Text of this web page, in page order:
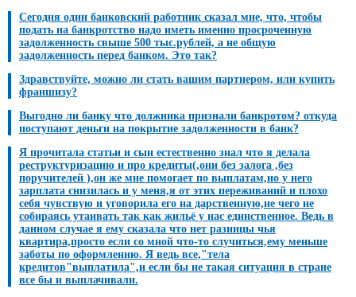
Сегодня один банковский работник сказал мне, что, чтобы
подать на банкротство надо иметь именно просроченную
задолженность свыше 500 тыс.рублей, а не общую
задолженность перед банком. Это так?
Здравствуйте, можно ли стать вашим партнером, или купить
франшизу?
Выгодно ли банку что должника признали банкротом? откуда
поступают деньги на покрытие задолженности в банк?
Я прочитала статьи и сын естественно знал что я делала
реструктуризацию и про кредиты(,они без залога ,без
поручителей ),он же мне помогает по выплатам,но у него
зарплата снизилась и у меня,я от этих переживаний и плохо
себя чувствую и уговорила его на дарственную,не чего не
собираясь утаивать так как жильё у нас единственное. Ведь в
данном случае я ему сказала что нет разницы чья
квартира,просто если со мной что-то случиться,ему меньше
заботы по оформлению. Я ведь все,"тела
кредитов"выплатила",и если бы не такая ситуация в стране
все бы и выплачивали.